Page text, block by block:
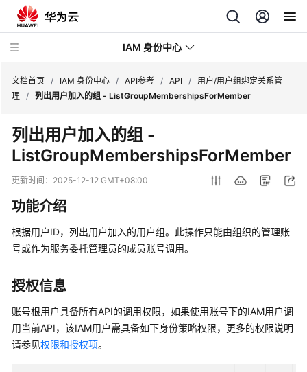
IAM 身份中心
最
新
动
产
品
介
绍
快
速
入
门
文档首页 / IAM 身份中心 / API参考 / API / 用户/用户组绑定关系管
理 / 列出用户加入的组 - ListGroupMembershipsForMember
列出用户加入的组 -
ListGroupMembershipsForMember
更新时间： 2025-12-12 GMT+08:00
功能介绍
根据用户ID，列出用户加入的用户组。此操作只能由组织的管理账
号或作为服务委托管理员的成员账号调用。
授权信息
账号根用户具备所有API的调用权限，如果使用账号下的IAM用户调
用当前API，该IAM用户需具备如下身份策略权限，更多的权限说明
请参见权限和授权项。